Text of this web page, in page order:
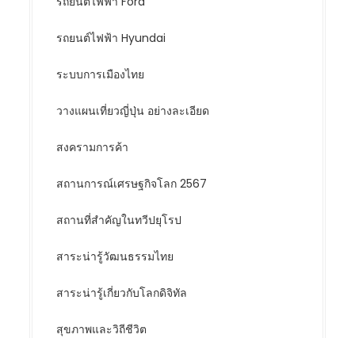
รถยนต์ไฟฟ้า Hyundai
ระบบการเมืองไทย
วางแผนเที่ยวญี่ปุ่น อย่างละเอียด
สงครามการค้า
สถานการณ์เศรษฐกิจโลก 2567
สถานที่สำคัญในทวีปยุโรป
สาระน่ารู้วัฒนธรรมไทย
สาระน่ารู้เกี่ยวกับโลกดิจิทัล
สุขภาพและวิถีชีวิต